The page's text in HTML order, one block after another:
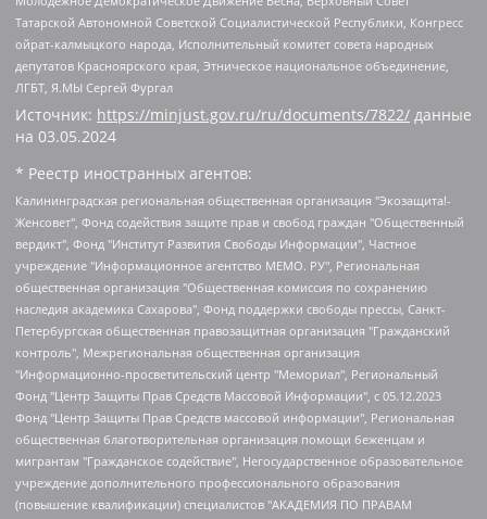
Татарской Автономной Советской Социалистической Республики, Конгресс
ойрат-калмыцкого народа, Исполнительный комитет совета народных
депутатов Красноярского края, Этническое национальное объединение,
ЛГБТ, Я.МЫ Сергей Фургал
Источник: https://minjust.gov.ru/ru/documents/7822/ данные
на 03.05.2024
* Реестр иностранных агентов:
Калининградская региональная общественная организация "Экозащита!-Женсовет", Фонд содействия защите прав и свобод граждан "Общественный вердикт", Фонд "Институт Развития Свободы Информации", Частное учреждение "Информационное агентство МЕМО. РУ", Региональная общественная организация "Общественная комиссия по сохранению наследия академика Сахарова", Фонд поддержки свободы прессы, Санкт-Петербургская общественная правозащитная организация "Гражданский контроль", Межрегиональная общественная организация "Информационно-просветительский центр "Мемориал", Региональный Фонд "Центр Защиты Прав Средств Массовой Информации", с 05.12.2023 Фонд "Центр Защиты Прав Средств массовой информации", Региональная общественная благотворительная организация помощи беженцам и мигрантам "Гражданское содействие", Негосударственное образовательное учреждение дополнительного профессионального образования (повышение квалификации) специалистов "АКАДЕМИЯ ПО ПРАВАМ ЧЕЛОВЕКА", Свердловская региональная общественная организация "Сутяжник", Автономная некоммерческая организация "Центр независимых социологических исследований", Союз общественных объединений "Российский исследовательский центр по правам человека", Региональное общественное учреждение научно-информационный центр "МЕМОРИАЛ", Некоммерческая организация "Фонд защиты гласности", Автономная некоммерческая организация "Институт прав человека", Городская общественная организация "Екатеринбургское общество "МЕМОРИАЛ", Городская общественная организация "Рязанское историко-просветительское и правозащитное общество "Мемориал" (Рязанский Мемориал), Челябинский региональный орган общественной самодеятельности – женское общественное объединение "Женщины Евразии", Челябинский региональный орган общественной самодеятельности "Уральская правозащитная группа", Фонд содействия защите здоровья и социальной справедливости имени Андрея Рылькова, Автономная Некоммерческая Организация "Аналитический Центр Юрия Левады", Автономная некоммерческая организация социальной поддержки населения "Проект Апрель", Региональная общественная организация помощи женщинам и детям, находящимся в кризисной ситуации "Информационно-методический центр "Анна", Фонд содействия развитию массовых коммуникаций и правовому просвещению "Так-так-Так", Фонд содействия устойчивому развитию "Серебряная тайга", Свердловский региональный общественный фонд социальных проектов "Новое время", "Idel.Реалии", Кавказ.Реалии, Крым.Реалии, Телеканал Настоящее Время, Татаро-башкирская служба Радио Свобода (Azatliq Radiosi), Радио Свободная Европа/Радио Свобода (PCE/PC), "Сибирь.Реалии", "Фактограф", Благотворительный фонд помощи осужденным и их семьям, Автономная некоммерческая организация "Институт глобализации и социальных движений", Фонд "В защиту прав заключенных", Частное учреждение "Центр поддержки и содействия развитию средств массовой информации", Пензенский региональный общественный благотворительный фонд "Гражданский союз", "Север.Реалии", Некоммерческая организация Фонд "Правовая инициатива", Общество с ограниченной ответственностью "Радио Свободная Европа/Радио Свобода", Чешское информационное агентство "MEDIUM-ORIENT", Красноярская региональная общественная организация "Мы против СПИДа", Камалягин Денис Николаевич, Маркелов Сергей Евгеньевич, Пономарев Лев Александрович, Савицкая Людмила Алексеевна, Автономная некоммерческая организация "Центр по работе с проблемой насилия "НАСИЛИЮ.НЕТ", Межрегиональный профессиональный союз работников здравоохранения "Альянс врачей", Юридическое лицо, зарегистрированное в Латвийской Республике, SIA "Medusa Project" (регистрационный номер 40103797863, дата регистрации 10.06.2014), Некоммерческая организация "Фонд по борьбе с коррупцией", Автономная некоммерческая организация "Институт права и публичной политики", Баданин Роман Сергеевич, Гликин Максим Александрович, Железнова Мария Михайловна, Лукьянова Юлия Сергеевна, Маетная Елизавета Витальевна, Маняхин Петр Борисович, Чуракова Ольга Владимировна, Ярош Юлия Петровна, Юридическое лицо "The Insider SIA", зарегистрированное в Риге, Латвийская Республика (дата регистрации 26.06.2015), являющееся администратором доменного имени интернет-издания "The Insider SIA", https://theins.ru, Постернак Алексей Евгеньевич, Рубин Михаил Аркадьевич, Анин Роман Александрович, Юридическое лицо Istories fonds, зарегистрированное в Латвийской Республике (регистрационный номер 50008295751, дата регистрации 24.02.2020), Великовский Дмитрий Александрович, Долинина Ирина Николаевна, Мароховская Алеся Алексеевна, Шлейнов Роман Юрьевич, Шмагун Олеся Валентиновна, Общество с ограниченной ответственностью "Альтаир 2021", Общество с ограниченной ответственностью "Вега 2021", Общество с ограниченной ответственностью "Главный редактор 2021", Общество с ограниченной ответственностью "Ромашки монолит", Важенков Артем Валерьевич, Ивановская областная общественная организация "Центр гендерных исследований", Гурман Юрий Альбертович, Медиапроект "ОВД-Инфо", Егоров Владимир Владимирович, Жилинский Владимир Александрович, Общество с ограниченной ответственностью "ЗП", Иванова София Юрьевна, Карезина Инна Павловна, Кильтау Екатерина Викторовна, Петров Алексей Викторович, Пискунов Сергей Евгеньевич, Смирнов Сергей Сергеевич, Тихонов Михаил Сергеевич, Общество с ограниченной ответственностью "ЖУРНАЛИСТ-ИНОСТРАННЫЙ АГЕНТ", Арапова Галина Юрьевна, Вольтская Татьяна Анатольевна, Американская компания "Mason G.E.S. Anonymous Foundation" (США), являющаяся владельцем интернет-издания https://mnews.world/, Компания "Stichting Bellingcat", зарегистрированная в Нидерландах (дата регистрации 11.07.2018), Захаров Андрей Вячеславович, Клепиковская Екатерина Дмитриевна, Общество с ограниченной ответственностью "МЕМО", Перл Роман Александрович, Симонов Евгений Алексеевич, Соловьева Елена Анатольевна, Сотников Даниил Владимирович, Сурначева Елизавета Дмитриевна, Автономная некоммерческая организация по защите прав человека и информированию населения "Якутия – Наше Мнение", Общество с ограниченной ответственностью "Москоу диджитал медиа", с 26.01.2023 Общество с ограниченной ответственностью "Чайка Белые сады", Ветошкина Валерия Валерьевна, Заговора Максим Александрович, Межрегиональное общественное движение "Российская ЛГБТ - сеть", Оленичев Максим Владимирович, Павлов Иван Юрьевич, Скворцова Елена Сергеевна, Общество с ограниченной ответственностью "Как бы инагент", Кочетков Игорь Викторович, Общество с ограниченной ответственностью "Честные выборы", Еланчик Олег Александрович, Общество с ограниченной ответственностью "Нобелевский призыв", Гималова Регина Эмилевна, Григорьев Андрей Валерьевич, Григорьева Алина Александровна, Ассоциация по содействию защите прав призывников, альтернативнослужащих и военнослужащих "Правозащитная группа "Гражданин.Армия.Право", Хисамова Регина Фаритовна, Автономная некоммерческая организация по реализации социально-правовых программ "Лилит", Дальневосточное общественное движение "Маяк", Санкт-Петербургская ЛГБТ-инициативная группа "Выход", Инициативная группа ЛГБТ+ "Реверс", Алексеев Андрей Викторович, Бекбулатова Таисия Львовна, Беляев Иван Михайлович, Владыкина Елена Сергеевна, Гельман Марат Александрович, Никульшина Вероника Юрьевна, Толоконникова Надежда Андреевна, Шендерович Виктор Анатольевич, Общество с ограниченной ответственностью "Данное сообщение", Общество с ограниченной ответственностью Издательский дом "Новая глава", Айнбиндер Александра Александровна, Московский комьюнити-центр для ЛГБТ+инициатив, Благотворительный фонд развития филантропии, Deutsche Welle (Германия, Kurt-Schumacher-Strasse 3, 53113 Bonn), Борзунова Мария Михайловна, Воробьев Виктор Викторович, Голубева Анна Львовна, Константинова Алла Михайловна, Малкова Ирина Владимировна, Мурадов Мурад Абдулгалимович, Осетинская Елизавета Николаевна, Понасенков Евгений Николаевич, Ганапольский Матвей Юрьевич, Киселев Евгений Алексеевич, Борухович Ирина Григорьевна, Дремин Иван Тимофеевич, Дубровский Дмитрий Викторович, Красноярская региональная общественная организация поддержки и развития альтернативных образовательных технологий и межкультурных коммуникаций "ИНТЕРРА", Маяковская Екатерина Алексеевна, Фейгин Марк Захарович, Филимонов Андрей Викторович, Дзугкоева Регина Николаевна, Доброхотов Роман Александрович, Дудь Юрий Александрович, Елкин Сергей Владимирович, Кругликов Кирилл Игоревич, Сабунаева Мария Леонидовна, Семенов Алексей Владимирович, Шаинян Карен Багратович, Шульман Екатерина Михайловна, Асафьев Артур Валерьевич, Вахштайн Виктор Семенович, Венедиктов Алексей Алексеевич, Лушникова Екатерина Евгеньевна, Волков Леонид Михайлович, Невзоров Александр Глебович, Пархоменко Сергей Борисович, Сироткин Ярослав Николаевич, Кара-Мурза Владимир Владимирович, Баранова Наталья Владимировна, Гозман Леонид Яковлевич, Кагарлицкий Борис Юльевич, Климарев Михаил Валерьевич, Милов Владимир Станиславович, Автономная некоммерческая организация Краснодарский центр современного искусства "Типография", Моргенштерн Алишер Тагирович, Соболь Любовь Эдуардовна, Общество с ограниченной ответственностью "ЛИЗА НОРМ", Каспаров Гарри Кимович, Ходорковский Михаил Борисович, Общество с ограниченной ответственностью "Апрельские тезисы", Данилович Ирина Брониславовна, Кашин Олег Владимирович, Петров Николай Владимирович, Пивоваров Алексей Владимирович, Соколов Михаил Владимирович, Цветкова Юлия Владимировна, Чичваркин Евгений Александрович, Комитет против пыток/Команда против пыток, Общество с ограниченной ответственностью "Первый научный", Общество с ограниченной ответственностью "Вертолет и ко", Белоцерковская Вероника Борисовна, Кац Максим Евгеньевич, Лазарева Татьяна Юрьевна, Шаведдинов Руслан Табризович, Яшин Илья Валерьевич, Общество с ограниченной ответственностью "Иноагент ААВ", Алешковский Дмитрий Петрович, Альбац Евгения Марковна, Быков Дмитрий Львович, Галямина Юлия Евгеньевна, Лойко Сергей Леонидович, Мартынов Кирилл Константинович, Медведев Сергей Александрович, Крашенинников Федор Геннадиевич, Гордеева Катерина Вл